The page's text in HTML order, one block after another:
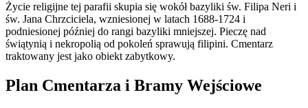
Życie religijne tej parafii skupia się wokół bazyliki św. Filipa Neri i
św. Jana Chrzciciela, wzniesionej w latach 1688-1724 i
podniesionej później do rangi bazyliki mniejszej. Pieczę nad
świątynią i nekropolią od pokoleń sprawują filipini. Cmentarz
traktowany jest jako obiekt zabytkowy.
Plan Cmentarza i Bramy Wejściowe